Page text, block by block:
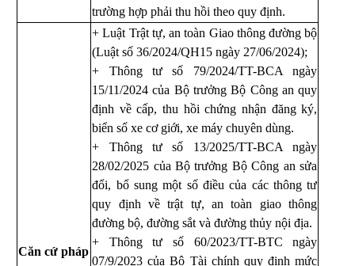
trường hợp phải thu hồi theo quy định.
Căn cứ pháp
+ Luật Trật tự, an toàn Giao thông đường bộ
(Luật số 36/2024/QH15 ngày 27/06/2024);
+ Thông tư số 79/2024/TT-BCA ngày
15/11/2024 của Bộ trưởng Bộ Công an quy
định về cấp, thu hồi chứng nhận đăng ký,
biển số xe cơ giới, xe máy chuyên dùng.
+ Thông tư số 13/2025/TT-BCA ngày
28/02/2025 của Bộ trưởng Bộ Công an sửa
đổi, bổ sung một số điều của các thông tư
quy định về trật tự, an toàn giao thông
đường bộ, đường sắt và đường thủy nội địa.
+ Thông tư số 60/2023/TT-BTC ngày
07/9/2023 của Bộ Tài chính quy định mức